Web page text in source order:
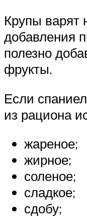
Крупы варят
добавления
полезно
фрукты.
Если
из рациона
жареное;
жирное;
соленое;
сладкое;
сдобу;